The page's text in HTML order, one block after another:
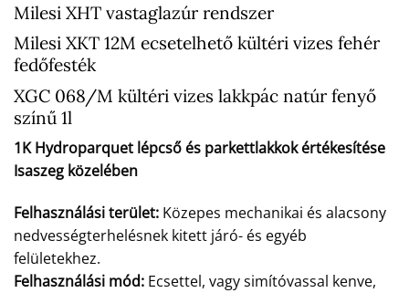
Milesi XHT vastaglazúr rendszer
Milesi XKT 12M ecsetelhető kültéri vizes fehér
fedőfesték
XGC 068/M kültéri vizes lakkpác natúr fenyő
színű 1l
1K Hydroparquet lépcső és parkettlakkok értékesítése
Isaszeg közelében
Felhasználási terület: Közepes mechanikai és alacsony
nedvességterhelésnek kitett járó- és egyéb
felületekhez.
Felhasználási mód: Ecsettel, vagy simítóvassal kenve,